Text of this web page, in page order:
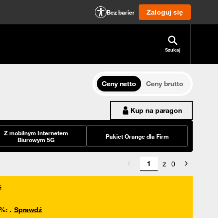
Bez barier Zaloguj się
Szukaj
Ceny netto
Ceny brutto
Kup na paragon
Z mobilnym Internetem
Biurowym 5G
Pakiet Orange dla Firm
z 0
: . Sprawdź